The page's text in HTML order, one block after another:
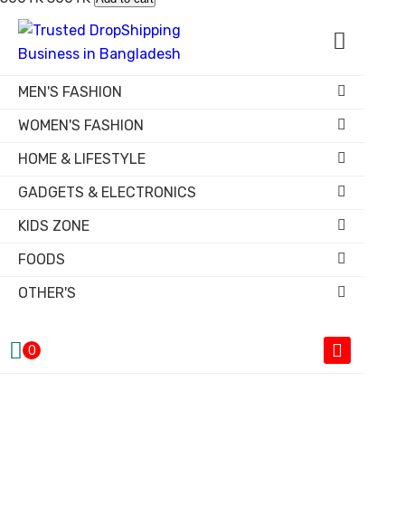
MEN'S FASHION
WOMEN'S FASHION
HOME & LIFESTYLE
GADGETS & ELECTRONICS
KIDS ZONE
FOODS
OTHER'S
0